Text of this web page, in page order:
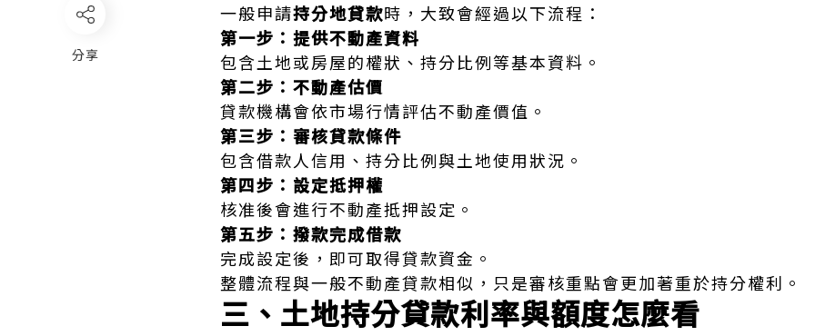
分享
一般申請持分地貸款時，大致會經過以下流程：
第一步：提供不動產資料
包含土地或房屋的權狀、持分比例等基本資料。
第二步：不動產估價
貸款機構會依市場行情評估不動產價值。
第三步：審核貸款條件
包含借款人信用、持分比例與土地使用狀況。
第四步：設定抵押權
核准後會進行不動產抵押設定。
第五步：撥款完成借款
完成設定後，即可取得貸款資金。
整體流程與一般不動產貸款相似，只是審核重點會更加著重於持分權利。
三、土地持分貸款利率與額度怎麼看